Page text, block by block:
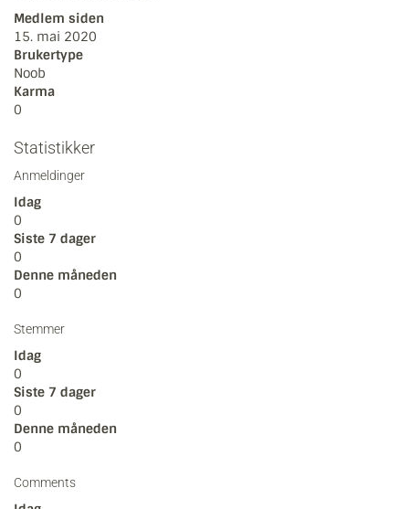
Medlem siden
15. mai 2020
Brukertype
Noob
Karma
0
Statistikker
Anmeldinger
Idag
0
Siste 7 dager
0
Denne måneden
0
Stemmer
Idag
0
Siste 7 dager
0
Denne måneden
0
Comments